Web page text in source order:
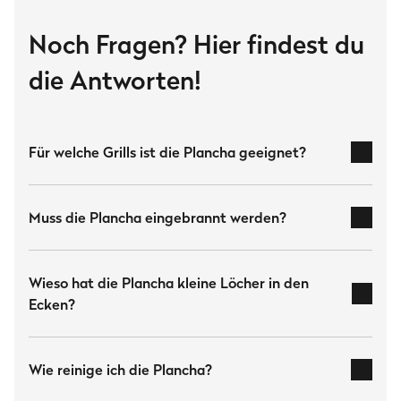
41.5 × 23.5 × 3.5 cm
dieses Ersatzteil fachgerecht einzubauen.
Burnhard GmbH
Deutschland
www.burnhard.com/de
BURNHARD Plancha | Pflegehinweis
Noch Fragen? Hier findest du
die Antworten!
Für welche Grills ist die Plancha geeignet?
große Plancha:Statt der Roste in allen
Grillgrößen einsetzbar
mittigim Grill einsetzbar
Muss die Plancha eingebrannt werden?
Wieso hat die Plancha kleine Löcher in den
Ecken?
Wie reinige ich die Plancha?